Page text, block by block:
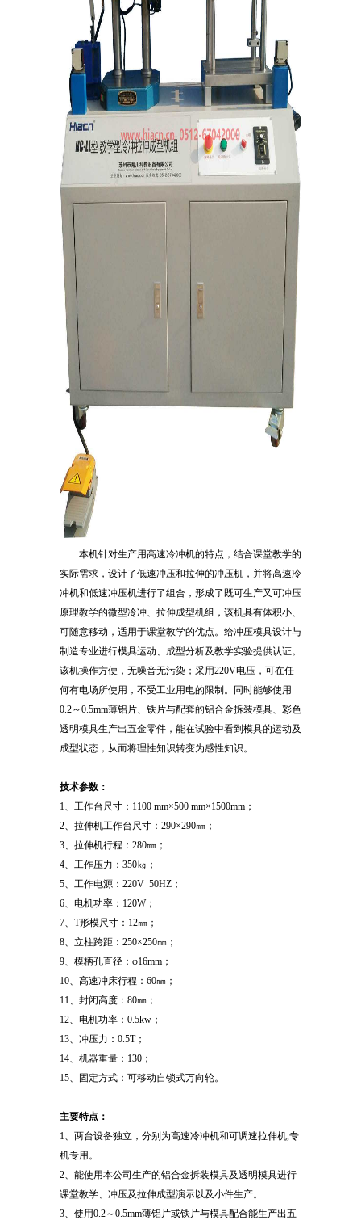
本机针对生产用高速冷冲机的特点，结合课堂教学的
实际需求，设计了低速冲压和拉伸的冲压机，并将高速冷
冲机和低速冲压机进行了组合，形成了既可生产又可冲压
原理教学的微型冷冲、拉伸成型机组，该机具有体积小、
可随意移动，适用于课堂教学的优点。给冲压模具设计与
制造专业进行模具运动、成型分析及教学实验提供认证。
该机操作方便，无噪音无污染；采用220V电压，可在任
何有电场所使用，不受工业用电的限制。同时能够使用
0.2～0.5mm薄铝片、铁片与配套的铝合金拆装模具、彩色
透明模具生产出五金零件，能在试验中看到模具的运动及
成型状态，从而将理性知识转变为感性知识。
技术参数：
1、工作台尺寸：1100 mm×500 mm×1500mm；
2、拉伸机工作台尺寸：290×290㎜；
3、拉伸机行程：280㎜；
4、工作压力：350㎏；
5、工作电源：220V 50HZ；
6、电机功率：120W；
7、T形模尺寸：12㎜；
8、立柱跨距：250×250㎜；
9、模柄孔直径：φ16mm；
10、高速冲床行程：60㎜；
11、封闭高度：80㎜；
12、电机功率：0.5kw；
13、冲压力：0.5T；
14、机器重量：130；
15、固定方式：可移动自锁式万向轮。
主要特点：
1、两台设备独立，分别为高速冷冲机和可调速拉伸机,专
机专用。
2、能使用本公司生产的铝合金拆装模具及透明模具进行
课堂教学、冲压及拉伸成型演示以及小件生产。
3、使用0.2～0.5mm薄铝片或铁片与模具配合能生产出五